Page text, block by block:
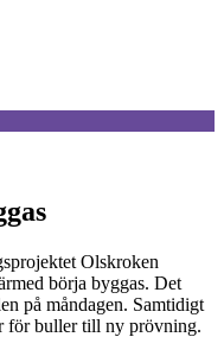
Olskroken
börja byggas. Det
på måndagen. Samtidigt
för buller till ny prövning.